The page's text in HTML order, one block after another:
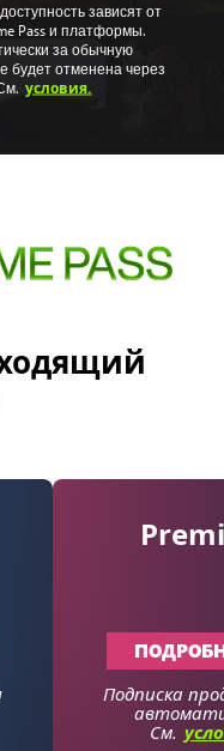
зависят от
Pass и платформы.
за обычную
будет отменена через
условия.
Подписка
См.